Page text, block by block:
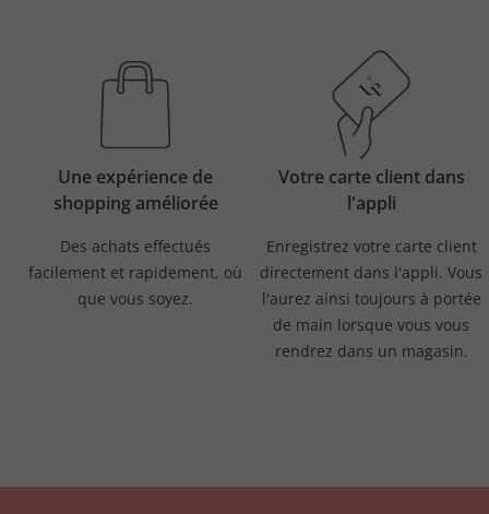
Une expérience de
shopping améliorée
Des achats effectués
facilement et rapidement, où
que vous soyez.
Votre carte client dans
l'appli
Enregistrez votre carte client
directement dans l'appli. Vous
l'aurez ainsi toujours à portée
de main lorsque vous vous
rendrez dans un magasin.